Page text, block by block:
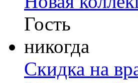
Гость
никогда
Скидка на